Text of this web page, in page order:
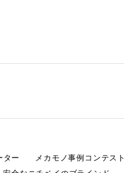
ター
メカモノ事例コンテスト